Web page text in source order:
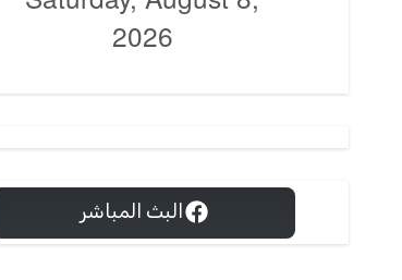
البث المباشر